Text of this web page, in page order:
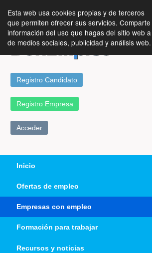
Esta web usa cookies propias y de terceros
que permiten ofrecer sus servicios. Comparte
información del uso que hagas del sitio web
de medios sociales, publicidad y análisis web.
Registro Candidato
Registro Empresa
Acceder
Inicio
Ofertas de empleo
Empresas con empleo
Formación para trabajar
Recursos y noticias